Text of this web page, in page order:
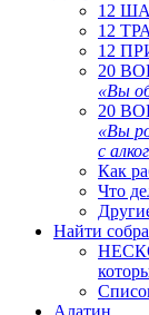
12
12
12
20
«Вы
20
«Вы
с
Как
Что
Найти
Алатин